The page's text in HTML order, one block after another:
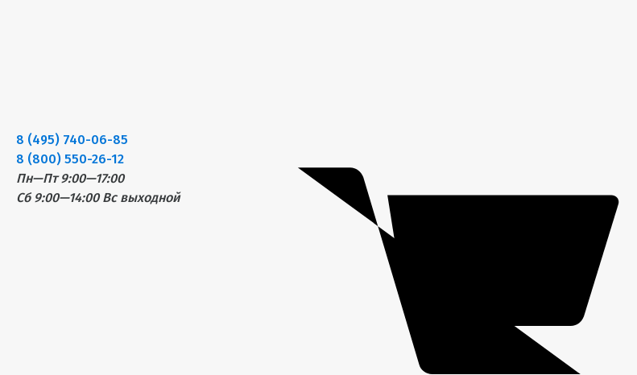
8 (495) 740-06-85
8 (800) 550-26-12
Пн—Пт 9:00—17:00
Сб 9:00—14:00 Вс выходной